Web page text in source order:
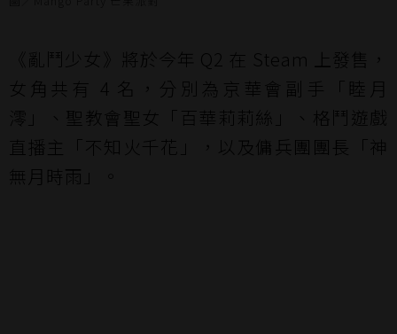
《亂鬥少女》將於今年 Q2 在 Steam 上發售，
女角共有 4 名，分別為京華會副手「睦月
澪」、聖教會聖女「百華莉莉絲」、格鬥遊戲
直播主「不知火千花」，以及傭兵團團長「神
無月時雨」。